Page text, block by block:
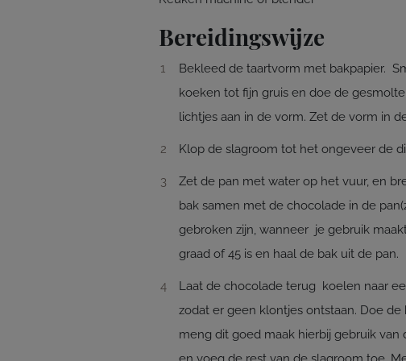
Bereidingswijze
Bekleed de taartvorm met bakpapier.
koeken tot fijn gruis en doe de
lichtjes aan in de vorm. Zet de vorm in
Klop de slagroom tot het ongeveer de
Zet de pan met water op het vuur, en
bak samen met de chocolade in de
gebroken zijn, wanneer je gebruik
graad of 45 is en haal de bak uit de pan.
Laat de chocolade terug koelen naar
zodat er geen klontjes ontstaan. Doe
meng dit goed maak hierbij gebruik